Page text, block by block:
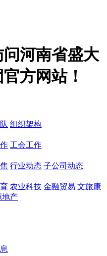
河南省盛大
方网站！
组织架构
工会工作
行业动态 子公司动态
农业科技 金融贸易 文旅康
地产